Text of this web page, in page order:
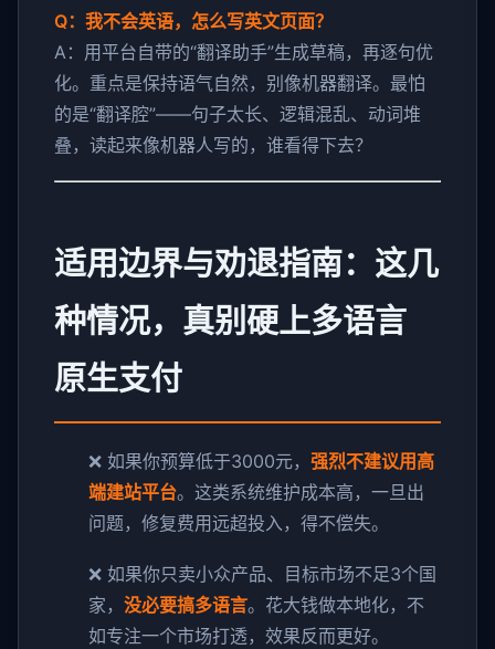
Q：我不会英语，怎么写英文页面？
A：用平台自带的“翻译助手”生成草稿，再逐句优
化。重点是保持语气自然，别像机器翻译。最怕
的是“翻译腔”——句子太长、逻辑混乱、动词堆
叠，读起来像机器人写的，谁看得下去？
适用边界与劝退指南：这几
种情况，真别硬上多语言
原生支付
❌ 如果你预算低于3000元， 强烈不建议用高
端建站平台。这类系统维护成本高，一旦出
问题，修复费用远超投入，得不偿失。
❌ 如果你只卖小众产品、目标市场不足3个国
家， 没必要搞多语言。花大钱做本地化，不
如专注一个市场打透，效果反而更好。